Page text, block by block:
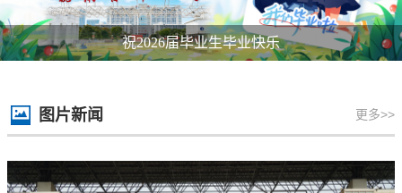
祝2026届毕业生毕业快乐
图片新闻 更多>>